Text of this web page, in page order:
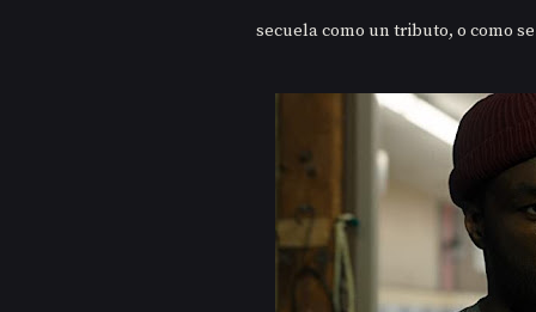
secuela como un tributo, o como